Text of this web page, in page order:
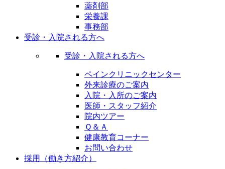
薬剤部
栄養課
事務部
受診・入院される方へ
受診・入院される方へ
ペインクリニックセンター
外来診療のご案内
入院・入所のご案内
医師・スタッフ紹介
院内ツアー
Ｑ＆Ａ
健康教育コーナー
お問い合わせ
採用（働き方紹介）